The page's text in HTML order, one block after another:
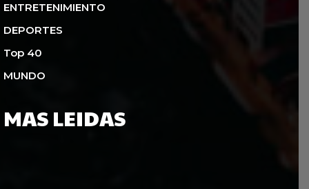
ENTRETENIMIENTO
DEPORTES
Top 40
MUNDO
MAS LEIDAS